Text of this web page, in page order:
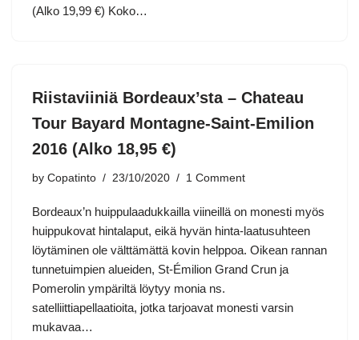
(Alko 19,99 €) Koko…
Riistaviiniä Bordeaux’sta – Chateau
Tour Bayard Montagne-Saint-Emilion
2016 (Alko 18,95 €)
by Copatinto 23/10/2020 1 Comment
Bordeaux’n huippulaadukkailla viineillä on monesti myös
huippukovat hintalaput, eikä hyvän hinta-laatusuhteen
löytäminen ole välttämättä kovin helppoa. Oikean rannan
tunnetuimpien alueiden, St-Émilion Grand Crun ja
Pomerolin ympäriltä löytyy monia ns.
satelliittiapellaatioita, jotka tarjoavat monesti varsin
mukavaa…